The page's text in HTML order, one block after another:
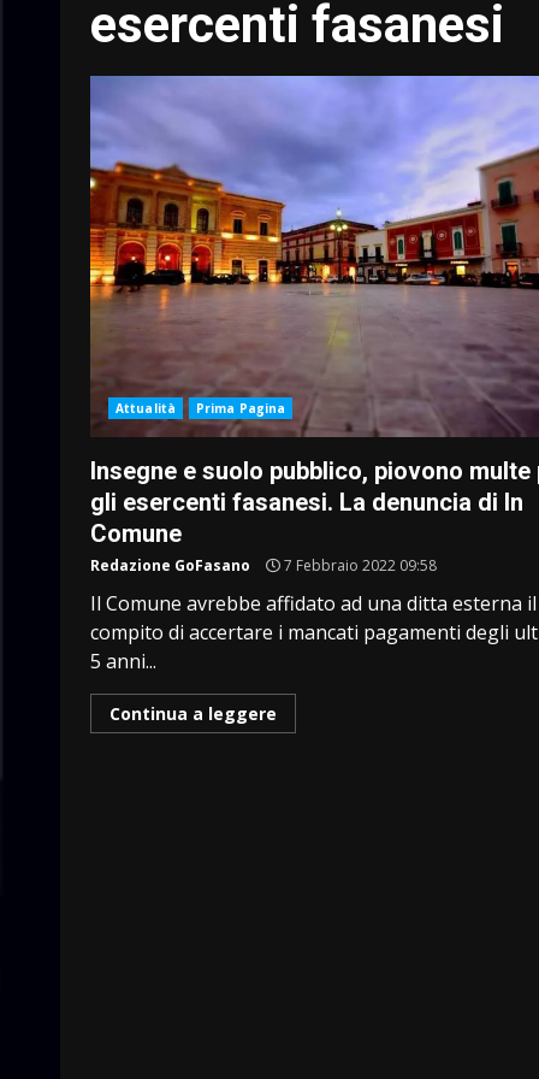
esercenti fasanesi
Attualità Prima Pagina
Insegne e suolo pubblico, piovono multe
gli esercenti fasanesi. La denuncia di In
Comune
Redazione GoFasano 7 Febbraio 2022 09:58
Il Comune avrebbe affidato ad una ditta esterna il
compito di accertare i mancati pagamenti degli
5 anni...
Continua a leggere